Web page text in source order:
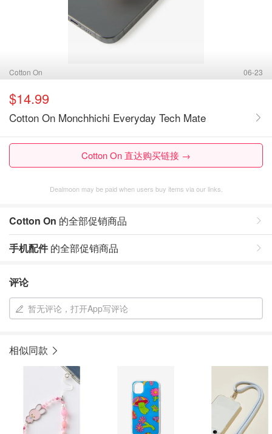
Cotton On 06-23
$14.99
Cotton On Monchhichi Everyday Tech Mate
Cotton On 直达购买链接 →
Dealmoon may be paid when users buy items via our links.
Cotton On 的全部促销商品
手机配件的全部促销商品
评论
暂无评论，打开App写评论
相似同款